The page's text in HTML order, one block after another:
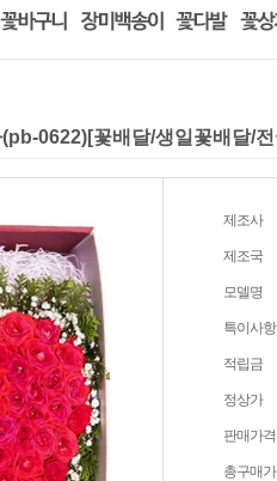
0622)[꽃배달/생일꽃배달/
제조사
제조국
모델명
특이사항
적립금
정상가
판매가격
총구매